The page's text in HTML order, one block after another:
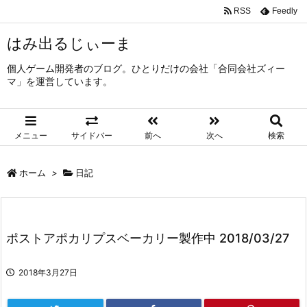
はみ出るじぃーま
個人ゲーム開発者のブログ。ひとりだけの会社「合同会社ズィー
マ」を運営しています。
メニュー サイドバー 前へ 次へ 検索
RSS Feedly
ホーム > 日記
ポストアポカリプスベーカリー製作中 2018/03/27
2018年3月27日